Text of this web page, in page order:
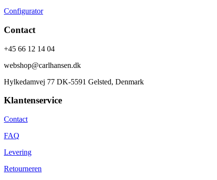
Configurator
Contact
+45 66 12 14 04
webshop@carlhansen.dk
Hylkedamvej 77 DK-5591 Gelsted, Denmark
Klantenservice
Contact
FAQ
Levering
Retourneren